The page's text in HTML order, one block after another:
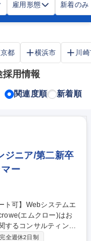
雇用形態 新着のみ
都 横浜市 川
採用情報
関連度順 新着順
ジニア/第二新卒
ー
するコンサルティング
ニアの下、ご経験に応
完全週休2日制